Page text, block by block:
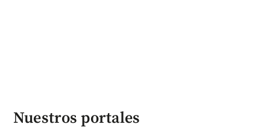
Nuestros portales